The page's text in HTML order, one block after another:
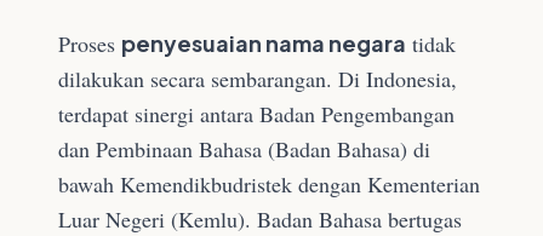
Proses penyesuaian nama negara tidak
dilakukan secara sembarangan. Di Indonesia,
terdapat sinergi antara Badan Pengembangan
dan Pembinaan Bahasa (Badan Bahasa) di
bawah Kemendikbudristek dengan Kementerian
Luar Negeri (Kemlu). Badan Bahasa bertugas